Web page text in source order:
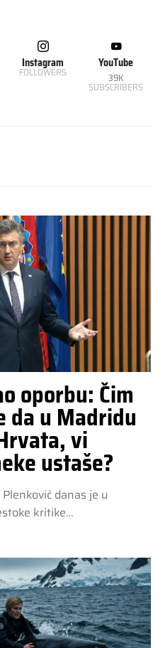
Instagram
FOLLOWERS
YouTube
39K
SUBSCRIBERS
oporbu: Čim
da u Madridu
vi
ustaše?
danas je u
kritike…